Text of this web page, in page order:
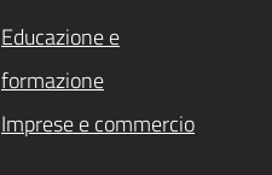
Educazione e
formazione
Imprese e commercio